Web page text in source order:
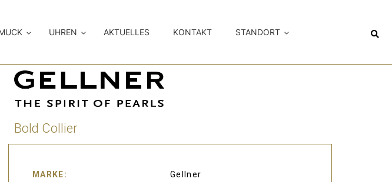
UHREN AKTUELLES KONTAKT STANDORT
Bold Collier
MARKE
Gellner